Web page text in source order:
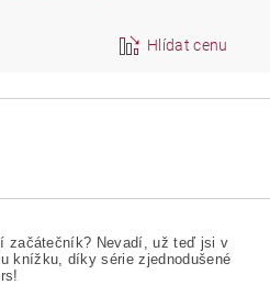
Hlídat cenu
začátečník? Nevadí, už teď jsi v
knížku, díky série zjednodušené